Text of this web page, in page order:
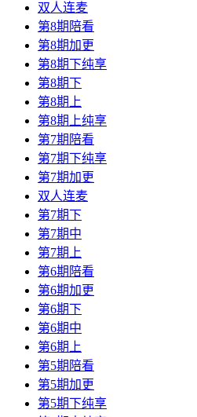
双人连麦
第8期陪看
第8期加更
第8期下纯享
第8期下
第8期上
第8期上纯享
第7期陪看
第7期下纯享
第7期加更
双人连麦
第7期下
第7期中
第7期上
第6期陪看
第6期加更
第6期下
第6期中
第6期上
第5期陪看
第5期加更
第5期下纯享